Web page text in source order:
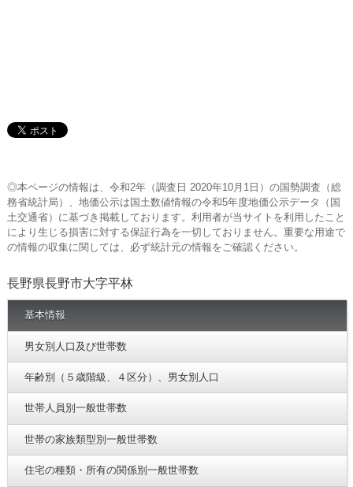
◎本ページの情報は、令和2年（調査日 2020年10月1日）の国勢調査（総
務省統計局）、地価公示は国土数値情報の令和5年度地価公示データ（国
土交通省）に基づき掲載しております。利用者が当サイトを利用したこと
により生じる損害に対する保証行為を一切しておりません。重要な用途で
の情報の収集に関しては、必ず統計元の情報をご確認ください。
長野県長野市大字平林
基本情報
男女別人口及び世帯数
年齢別（５歳階級、４区分）、男女別人口
世帯人員別一般世帯数
世帯の家族類型別一般世帯数
住宅の種類・所有の関係別一般世帯数